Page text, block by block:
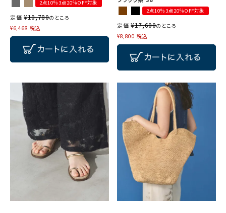
2点10％3点20％OFF対象
定価 ¥10,780のところ
¥6,468 税込
2点10％3点20％OFF対象
定価 ¥17,600のところ
¥8,800 税込